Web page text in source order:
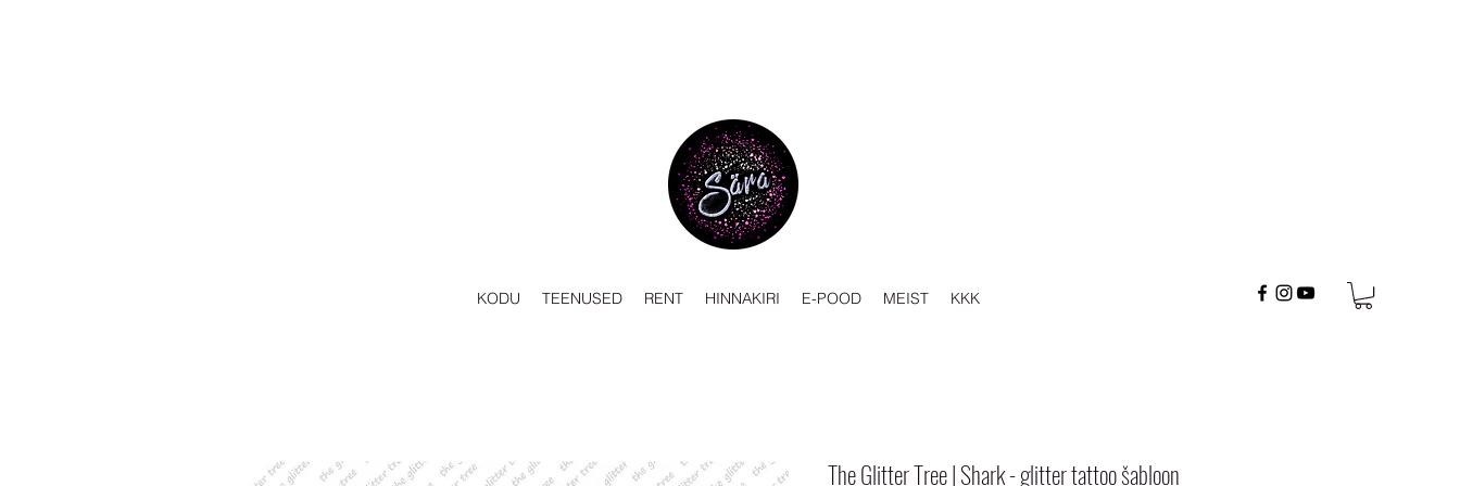
KODU TEENUSED RENT HINNAKIRI E-POOD MEIST KKK
The Glitter Tree | Shark - glitter tattoo šabloon